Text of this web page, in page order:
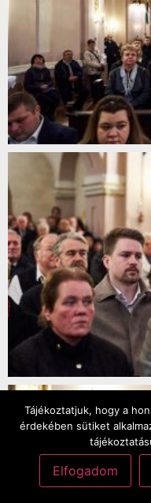
Tájékoztatjuk, hogy a
érdekében sütiket
Elfogadom